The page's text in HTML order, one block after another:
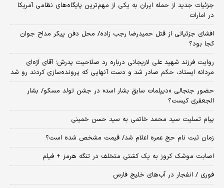
جزئیات جدید از حمله ایران به یکی از مهم‌ترین پایگاه‌های نظامی آمریکا
در امارات
افشای جزئیاتی از قتل حمیدرضا رجب زاده/ محل دفن پیکر مداح جوان
کجا بود؟
روایت فرزند شهید علی لاریجانی درباره رد صلاحیت پدرش؛ آقای اژه‌ای
مردانه ایستاد، حکم صادر شد و دست آنهایی که پرونده‌سازی کردند رو شد
حضور جنجالی «دیپلمات سابق بشار اسد» در جشن تولد مسکو/ بشار
الجعفری کیست؟
پیام تسلیت سید محمد خاتمی به سید حسن خمینی
زمان ثبت‌ نام حج عمره اعلام شد/ قیمت مشخص شده است؟
اصابت موشک کروز به یک کشتی متخلف در تنگه هرمز + فیلم
فوری / انفجار در آب‌های خلیج فارس